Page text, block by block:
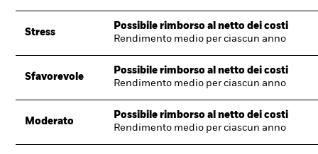
Stress
Possibile rimborso al netto dei costi
Rendimento medio per ciascun anno
Sfavorevole
Possibile rimborso al netto dei costi
Rendimento medio per ciascun anno
Moderato
Possibile rimborso al netto dei costi
Rendimento medio per ciascun anno